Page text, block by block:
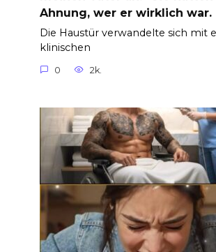
Ahnung, wer er wirklich war.
Die Haustür verwandelte sich mit
klinischen
0 2k.